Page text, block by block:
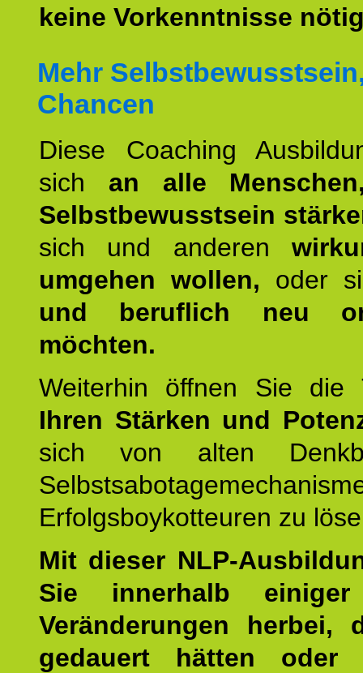
keine Vorkenntnisse
Mehr
Chancen
Diese Coaching
sich an alle
Selbstbewusstsein
sich und anderen
umgehen wollen, oder
und beruflich neu
möchten.
Weiterhin öffnen Sie
Ihren Stärken und
sich von alten
Erfolgsboykotteuren zu
Mit dieser NLP-
Sie innerhalb einiger
Veränderungen herbei,
gedauert hätten oder